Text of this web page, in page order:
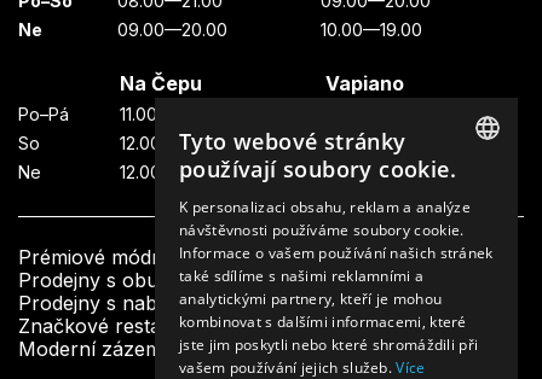
Ne
09.00—20.00 10.00—19.00
Na Čepu Vapiano
Po–Pá 11.00—23.00
So
12.00—23.00
11.00—22.00
Ne
12.00—23.00 11.00—21.00
Prémiové módní butiky
Prodejny s obuví a doplňky
Prodejny s nabídkou krásy a designu
Značkové restaurace a bistra
Moderní zázemí a další služby pro návštěvníky
ENGLISH
Tyto webové stránky
používají soubory cookie.
K personalizaci obsahu, reklam a analýze
návštěvnosti používáme soubory cookie.
Informace o vašem používání našich stránek
také sdílíme s našimi reklamními a
analytickými partnery, kteří je mohou
kombinovat s dalšími informacemi, které
jste jim poskytli nebo které shromáždili při
vašem používání jejich služeb.Více